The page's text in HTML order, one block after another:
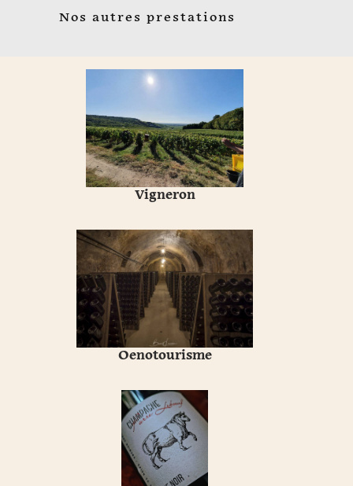
Nos autres prestations
Vigneron
Oenotourisme